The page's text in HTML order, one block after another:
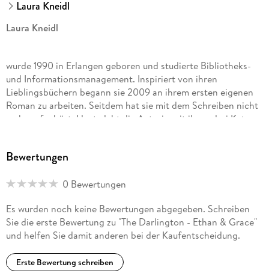
Laura Kneidl
Laura Kneidl
wurde 1990 in Erlangen geboren und studierte Bibliotheks-
und Informationsmanagement. Inspiriert von ihren
Lieblingsbüchern begann sie 2009 an ihrem ersten eigenen
Roman zu arbeiten. Seitdem hat sie mit dem Schreiben nicht
mehr aufgehört. Heute lebt die Autorin mit ihren drei Katzen
Bewertungen
0 Bewertungen
Es wurden noch keine Bewertungen abgegeben. Schreiben
Sie die erste Bewertung zu "The Darlington - Ethan & Grace"
und helfen Sie damit anderen bei der Kaufentscheidung.
Erste Bewertung schreiben